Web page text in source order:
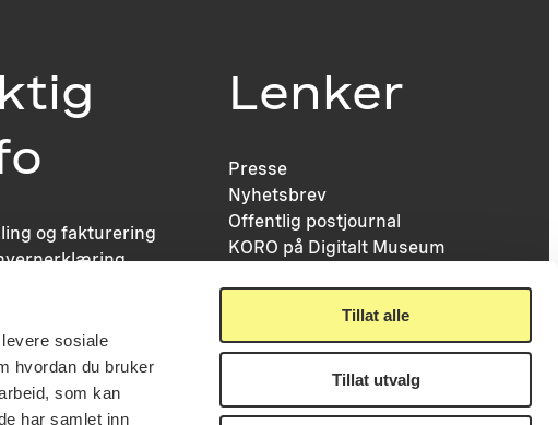
sosiale
hvordan du bruker
som kan
har samlet inn
Tillat alle
Tillat utvalg
og fakturering
logo
Lenker
Presse
Nyhetsbrev
Offentlig postjournal
KORO på Digitalt Museum